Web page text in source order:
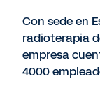
Con sede en
radioterapia
empresa
4000